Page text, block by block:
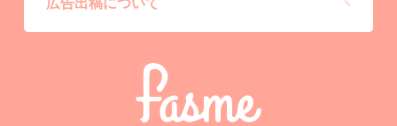
広告出稿について